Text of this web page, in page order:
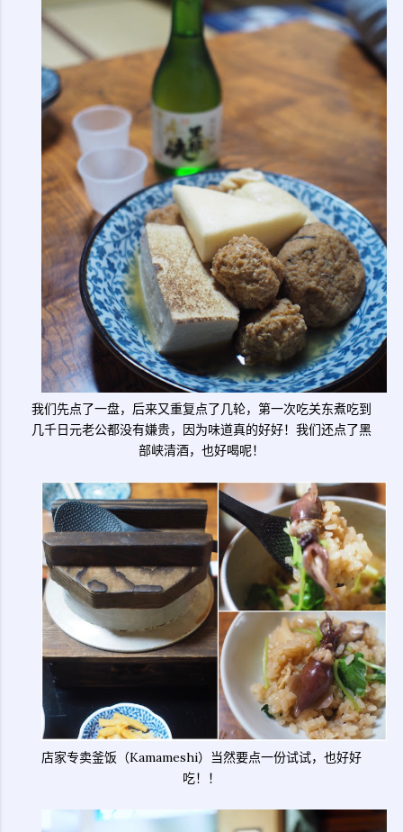
我们先点了一盘，后来又重复点了几轮，第一次吃关东煮吃到
几千日元老公都没有嫌贵，因为味道真的好好！我们还点了黑
部峡清酒，也好喝呢！
店家专卖釜饭（Kamameshi）当然要点一份试试，也好好
吃！！